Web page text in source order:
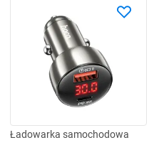
Ładowarka samochodowa